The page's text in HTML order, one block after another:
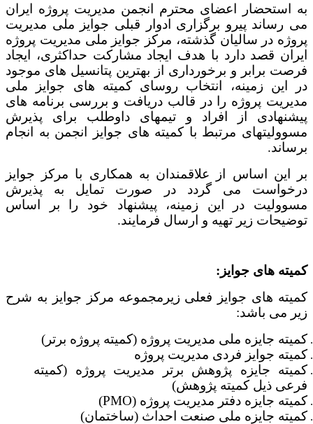
به استحضار اعضای محترم انجمن مدیریت پروژه ایران
می رساند پیرو برگزاری ادوار قبلی جوایز ملی مدیریت
پروژه در سالیان گذشته، مرکز جوایز ملی مدیریت پروژه
ایران قصد دارد با هدف ایجاد مشارکت حداکثری، ایجاد
فرصت برابر و برخورداری از بهترین پتانسیل های موجود
در این زمینه، انتخاب روسای کمیته های جوایز ملی
مدیریت پروژه را در قالب دریافت و بررسی برنامه های
پیشنهادی از افراد و تیمهای داوطلب برای پذیرش
مسوولیتهای مرتبط با کمیته های جوایز انجمن به انجام
برساند.
بر این اساس از علاقمندان به همکاری با مرکز جوایز
درخواست می گردد در صورت تمایل به پذیرش
مسوولیت در این زمینه، پیشنهاد خود را بر اساس
توضیحات زیر تهیه و ارسال فرمایند.
کمیته های جوایز:
کمیته های جوایز فعلی زیرمجموعه مرکز جوایز به شرح
زیر می باشد:
کمیته جایزه ملی مدیریت پروژه (کمیته پروژه برتر)
کمیته جوایز فردی مدیریت پروژه
کمیته جایزه پژوهش برتر مدیریت پروژه (کمیته
فرعی ذیل کمیته پژوهش)
کمیته جایزه دفتر مدیریت پروژه (PMO
)
کمیته جایزه ملی صنعت احداث (ساختمان)